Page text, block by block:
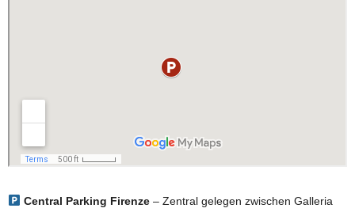
Central Parking Firenze – Zentral gelegen zwischen Galleria